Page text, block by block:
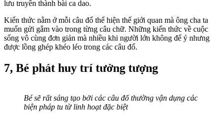
lưu truyền thành bài ca dao.
Kiến thức nằm ở mỗi câu đố thể hiện thế giới quan mà ông cha ta
muốn gửi gắm vào trong từng câu chữ. Những kiến thức về cuộc
sống vô cùng đơn giản mà nhiều khi người lớn không để ý nhưng
được lồng ghép khéo léo trong các câu đố.
7, Bé phát huy trí tưởng tượng
Bé sẽ rất sáng tạo bởi các câu đố thường vận dụng các
biện pháp tu từ linh hoạt đặc biệt